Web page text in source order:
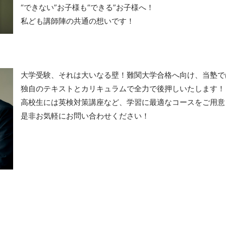
“できない”お子様も“できる”お子様へ！
私ども講師陣の共通の想いです！
大学受験、それは大いなる壁！難関大学合格へ向け、当塾
独自のテキストとカリキュラムで全力で後押しいたします！
高校生には英検対策講座など、学習に最適なコースをご用
是非お気軽にお問い合わせください！